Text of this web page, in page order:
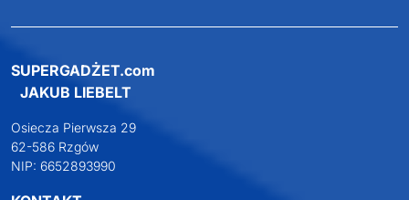
SUPERGADŻET.com
JAKUB LIEBELT
Osiecza Pierwsza 29
62-586 Rzgów
NIP: 6652893990